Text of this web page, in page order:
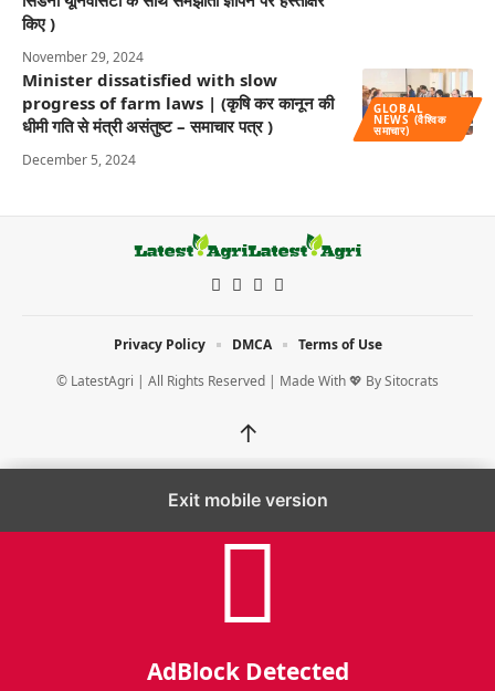
किए )
November 29, 2024
GLOBAL
NEWS (वैश्विक
समाचार)
Minister dissatisfied with slow
progress of farm laws | (कृषि कर कानून की
धीमी गति से मंत्री असंतुष्ट – समाचार पत्र )
December 5, 2024
© LatestAgri | All Rights Reserved | Made With 💖 BySitocrats
Privacy Policy DMCA Terms of Use
↑
Exit mobile version
AdBlock Detected